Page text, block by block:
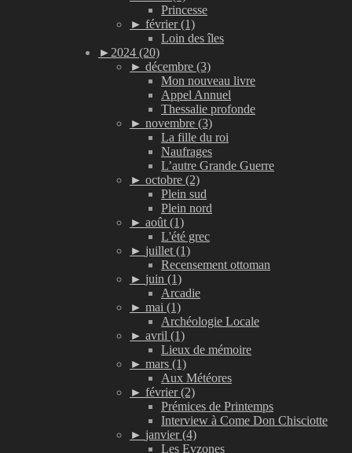
Princesse
► février (1)
Loin des îles
► 2024 (20)
► décembre (3)
Mon nouveau livre
Appel Annuel
Thessalie profonde
► novembre (3)
La fille du roi
Naufrages
L’autre Grande Guerre
► octobre (2)
Plein sud
Plein nord
► août (1)
L'été grec
► juillet (1)
Recensement ottoman
► juin (1)
Arcadie
► mai (1)
Archéologie Locale
► avril (1)
Lieux de mémoire
► mars (1)
Aux Météores
► février (2)
Prémices de Printemps
Interview à Come Don Chisciotte
► janvier (4)
Les Evzones